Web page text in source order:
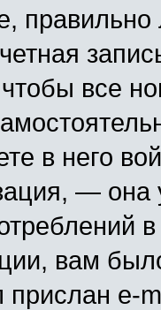
все
в него
—
вам
e-